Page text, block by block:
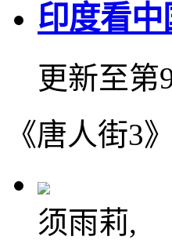
印度看
更新至第
《唐人街3
须雨莉,